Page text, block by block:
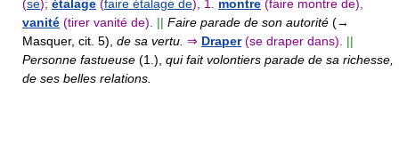
(se); étalage (faire étalage de), 1. montre (faire montre de),
vanité (tirer vanité de). || Faire parade de son autorité (→
Masquer, cit. 5), de sa vertu. ⇒ Draper (se draper dans).
||
Personne fastueuse (1.), qui fait volontiers parade de sa richesse,
de ses belles relations.